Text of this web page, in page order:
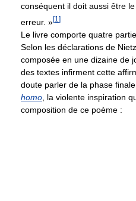
conséquent il doit aussi être
erreur. »[1 ]
Le livre comporte quatre
Selon les déclarations de
composée en une dizaine de
des textes infirment cette
doute parler de la phase
homo , la violente inspiration
composition de ce poème :